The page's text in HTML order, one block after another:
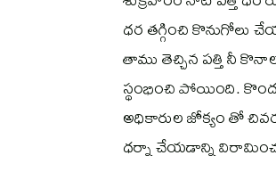
ధర తగ్గించి కొనుగోలు
తాము తెచ్చిన పత్తి నీ
స్థంభించి పోయింది.
అధికారుల జోక్యం తో
ధర్నా చేయడాన్ని